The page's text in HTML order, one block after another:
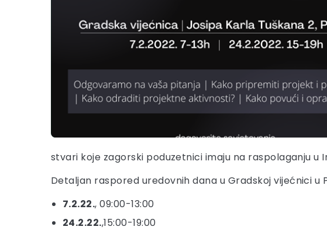
stvari koje zagorski poduzetnici imaju na raspolaganju u
Detaljan raspored uredovnih dana u Gradskoj vijećnici u
7.2.22., 09:00-13:00
24.2.22.,15:00-19:00